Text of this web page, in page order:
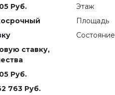
Руб.
ставку,
Руб.
763 Руб.
Этаж
Площадь
Состояние